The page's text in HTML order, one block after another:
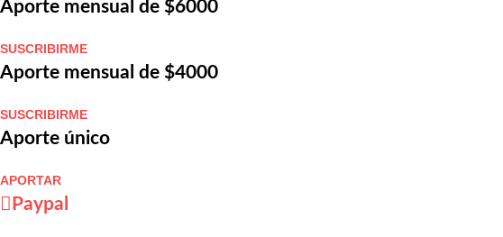
Aporte mensual de $6000
SUSCRIBIRME
Aporte mensual de $4000
SUSCRIBIRME
Aporte único
APORTAR
Paypal